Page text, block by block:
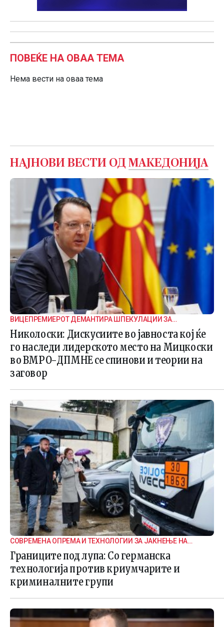
ПОВЕЌЕ НА ОВАА ТЕМА
Нема вести на оваа тема
НАЈНОВИ ВЕСТИ ОД МАКЕДОНИЈА
ВИЦЕПРЕМИЕРОТ ДЕМАНТИРА ШПЕКУЛАЦИИ ЗА
ВНАТРЕПАРТИСКИ ПОДЕЛБИ
Николоски: Дискусиите во јавноста кој ќе
го наследи лидерското место на Мицкоски
во ВМРО-ДПМНЕ се спинови и теории на
заговор
СОВРЕМЕНА ОПРЕМА И ТЕХНОЛОГИИ ЗА ЈАКНЕЊЕ НА
ГРАНИЧНАТА БЕЗБЕДНОСТ
Границите под лупа: Со германска
технологија против криумчарите и
криминалните групи